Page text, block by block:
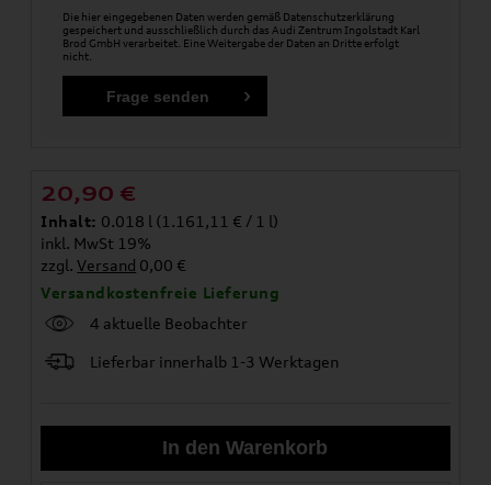
Die hier eingegebenen Daten werden gemäß Datenschutzerklärung
gespeichert und ausschließlich durch das Audi Zentrum Ingolstadt Karl
Brod GmbH verarbeitet. Eine Weitergabe der Daten an Dritte erfolgt
nicht.
20,90 €
Inhalt: 0.018 l (1.161,11 € / 1 l)
inkl. MwSt 19%
zzgl.Versand 0,00 €
Versandkostenfreie Lieferung
4 aktuelle Beobachter
Lieferbar innerhalb 1-3 Werktagen